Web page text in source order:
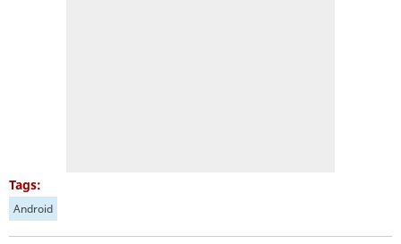
Tags:
Android